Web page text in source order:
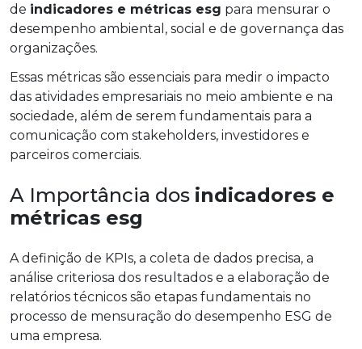
de indicadores e métricas esg para mensurar o
desempenho ambiental, social e de governança das
organizações.
Essas métricas são essenciais para medir o impacto
das atividades empresariais no meio ambiente e na
sociedade, além de serem fundamentais para a
comunicação com stakeholders, investidores e
parceiros comerciais.
A Importância dos indicadores e
métricas esg
A definição de KPIs, a coleta de dados precisa, a
análise criteriosa dos resultados e a elaboração de
relatórios técnicos são etapas fundamentais no
processo de mensuração do desempenho ESG de
uma empresa.